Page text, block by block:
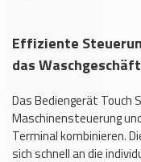
Effiziente
das Waschgeschäft
Das Bediengerät
Maschinensteuerung
Terminal kombinieren.
sich schnell an die